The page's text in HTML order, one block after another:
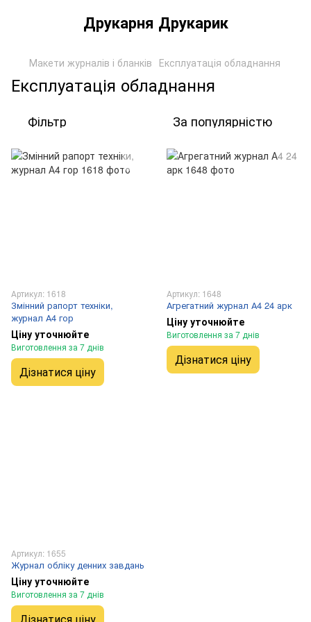
Друкарня Друкарик
Макети журналів і бланків Експлуатація обладнання
Експлуатація обладнання
Фільтр За популярністю
Артикул: 1618
Змінний рапорт техніки,
журнал А4 гор
Ціну уточнюйте
Виготовлення за 7 днів
Дізнатися ціну
Артикул: 1648
Агрегатний журнал А4 24 арк
Ціну уточнюйте
Виготовлення за 7 днів
Дізнатися ціну
Артикул: 1655
Журнал обліку денних завдань
Ціну уточнюйте
Виготовлення за 7 днів